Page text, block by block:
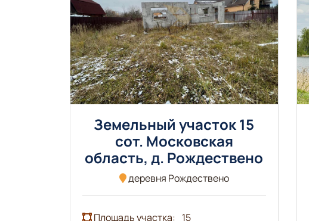
Земельный участок 15
сот. Московская
область, д. Рождествено
деревня Рождествено
Площадь участка: 15